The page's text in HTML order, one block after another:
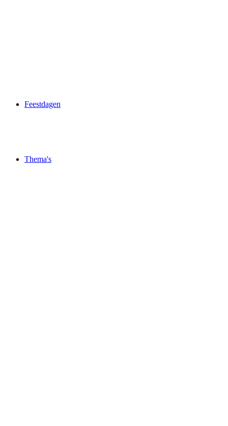
Feestdagen
Thema's